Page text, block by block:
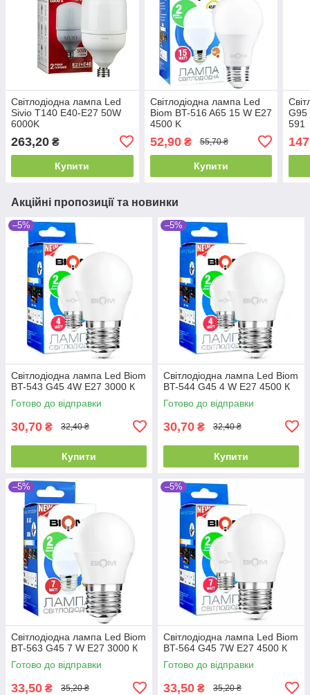
Світлодіодна лампа Led
Sivio T140 E40-Е27 50W
6000K
263,20 ₴
Купити
Світлодіодна лампа Led
Biom BT-516 A65 15 W E27
4500 K
52,90₴ 55,70 ₴
Купити
G95
591
147
Акційні пропозиції та новинки
–5%
Світлодіодна лампа Led Biom
BT-543 G45 4W E27 3000 К
Готово до відправки
30,70 ₴ 32,40 ₴
Купити
–5%
Світлодіодна лампа Led Biom
BT-544 G45 4 W E27 4500 К
Готово до відправки
30,70 ₴ 32,40 ₴
Купити
–5%
Світлодіодна лампа Led Biom
BT-563 G45 7 W E27 3000 К
Готово до відправки
33,50 ₴ 35,20 ₴
–5%
Світлодіодна лампа Led Biom
BT-564 G45 7W E27 4500 К
Готово до відправки
33,50 ₴ 35,20 ₴